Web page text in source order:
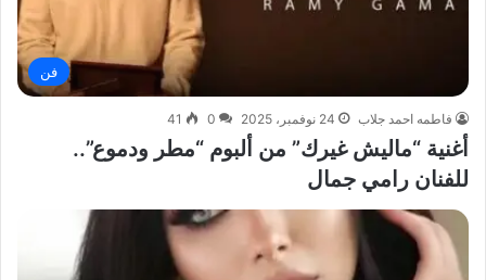
فن
فاطمه احمد جلاب 24 نوفمبر، 2025 0
41
أغنية “ماليش غيرك” من ألبوم “مطر ودموع”..
للفنان رامي جمال